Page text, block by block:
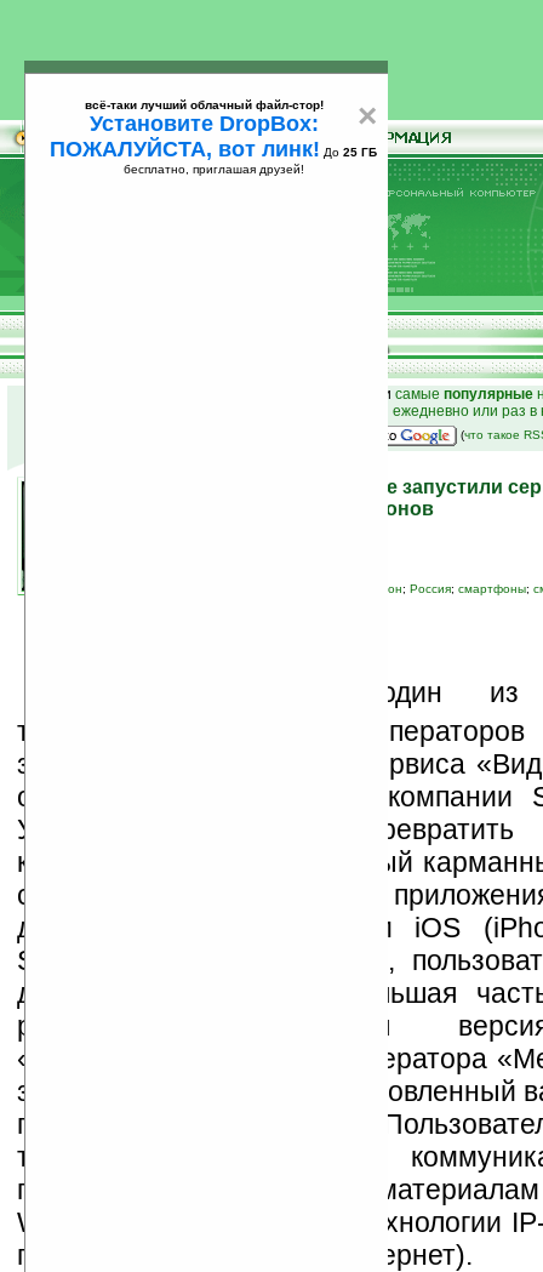
25
и самые популярные
на email ежедневно или раз
(что такое
«МегаФон» и SPB Software запустили
телевидения для смартфонов
МегаФон; Россия; смартфоны;
АО «Мегафон», один из
телекоммуникационных
запускает новую версию сервиса
основе решения SPB TV компании
Услуга позволяет
коммуникатор в полноценный
с помощью специального
для операционных систем iOS
Symbian и Windows Phone,
доступ к 50 каналам, большая
русскоязычные. Первая
«Видеопортал» сотового оператора
запущена в 2004-м году, обновленный
появился в начале 2009-го.
телефонов, смартфонов и
получать доступ к
WAP-/WEB-браузеров по технологии
потокового видео через Интернет).
×
всё-таки лучший облачный файл-стор!
Установите DropBox:
ПОЖАЛУЙСТА, вот линк! До 25 ГБ
бесплатно, приглашая друзей!